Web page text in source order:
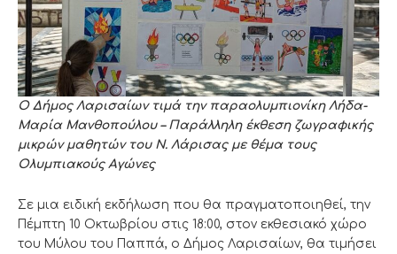
Ο Δήμος Λαρισαίων τιμά την παραολυμπιονίκη Λήδα-
Μαρία Μανθοπούλου – Παράλληλη έκθεση ζωγραφικής
μικρών μαθητών του Ν. Λάρισας με θέμα τους
Ολυμπιακούς Αγώνες
Σε μια ειδική εκδήλωση που θα πραγματοποιηθεί, την
Πέμπτη 10 Οκτωβρίου στις 18:00, στον εκθεσιακό χώρο
του Μύλου του Παππά, ο Δήμος Λαρισαίων, θα τιμήσει